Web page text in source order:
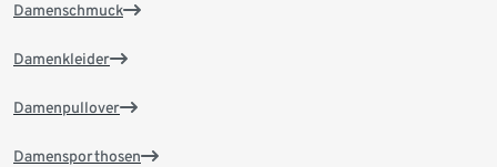
Damenschmuck
Damenkleider
Damenpullover
Damensporthosen